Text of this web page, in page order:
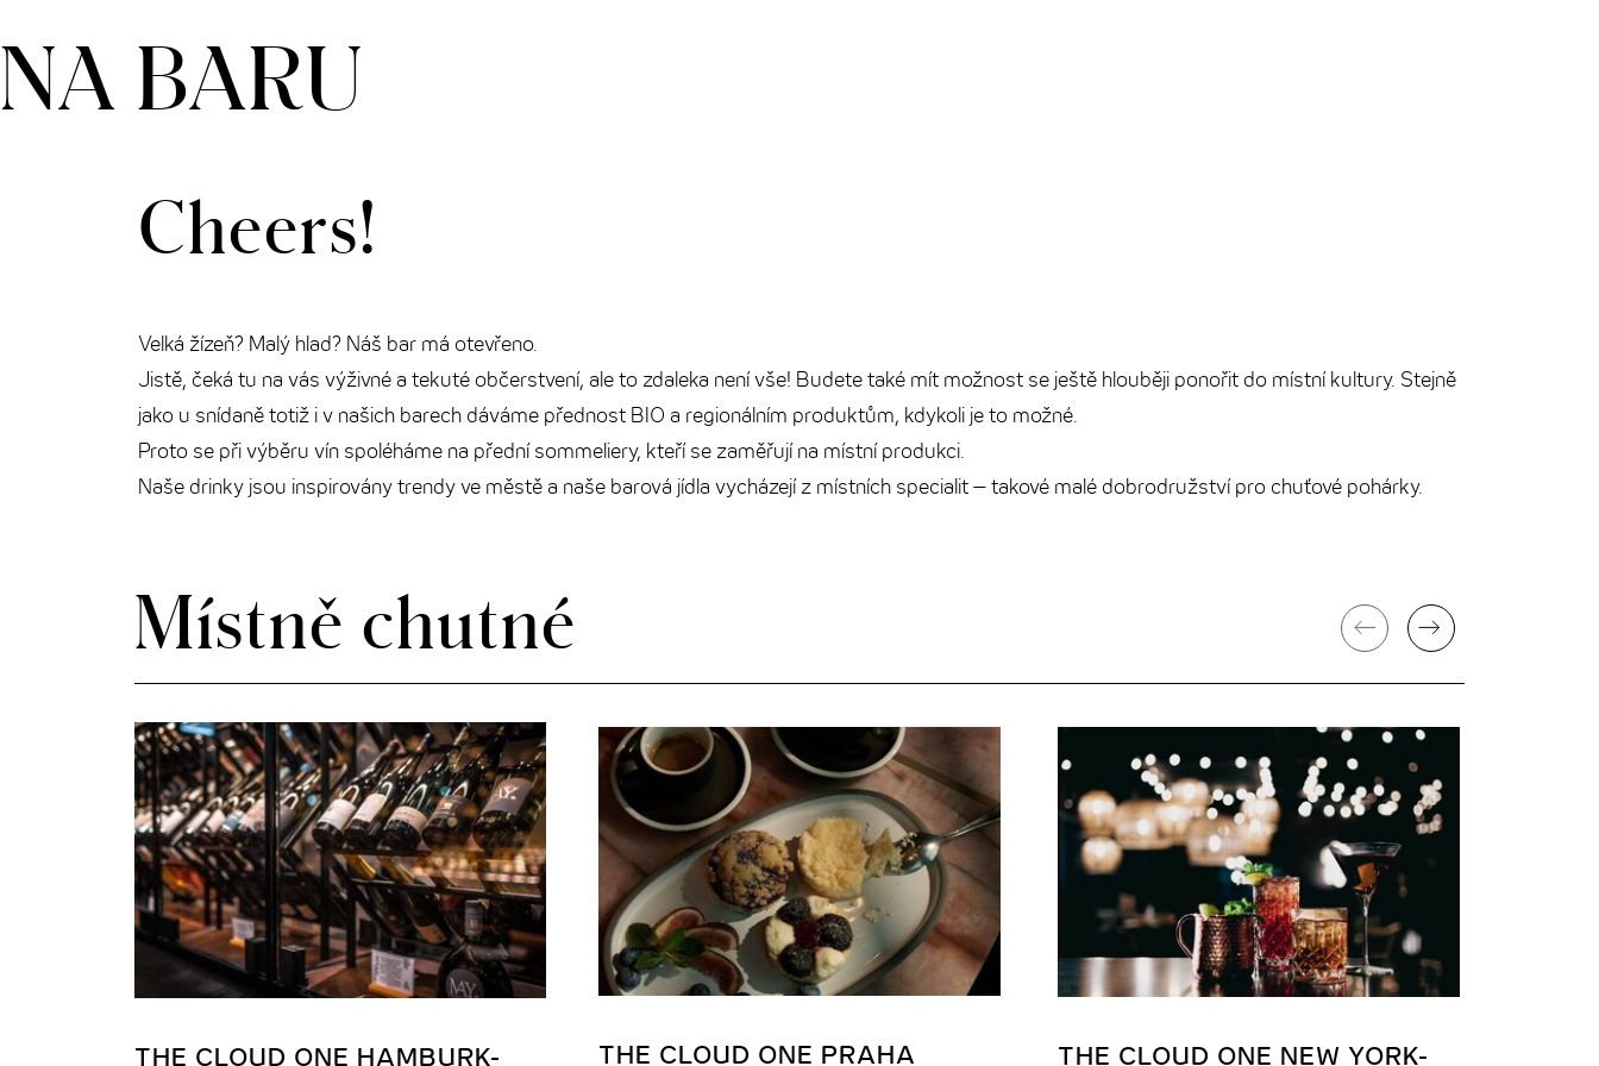
THE CLOUD ONE VÍDEŇ-STAATSOPER
NA BARU
Cheers!
Velká žízeň? Malý hlad? Náš bar má otevřeno.
Jistě, čeká tu na vás výživné a tekuté občerstvení, ale to zdaleka není vše! Budete také mít možnost se ještě hlouběji ponořit do místní kultury. Stejně
jako u snídaně totiž i v našich barech dáváme přednost BIO a regionálním produktům, kdykoli je to možné.
Proto se při výběru vín spoléháme na přední sommeliery, kteří se zaměřují na místní produkci.
Naše drinky jsou inspirovány trendy ve městě a naše barová jídla vycházejí z místních specialit – takové malé dobrodružství pro chuťové pohárky.
Místně chutné
THE CLOUD ONE HAMBURK- THE CLOUD ONE PRAHA THE CLOUD ONE NEW YORK-